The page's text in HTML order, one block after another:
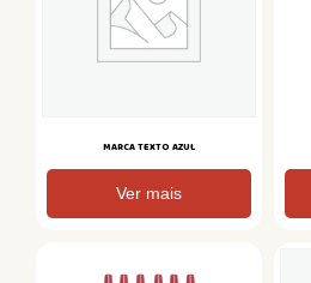
MARCA TEXTO AZUL
Ver mais